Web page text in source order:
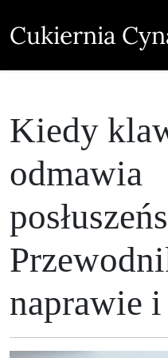
to
content
Cukiernia
Kiedy
odmawia
naprawie